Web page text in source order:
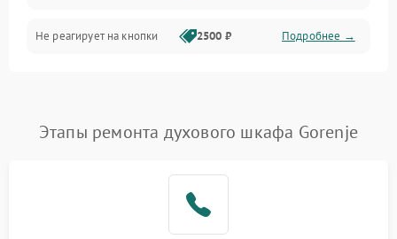
Не реагирует на кнопки 2500 ₽ Подробнее →
Этапы ремонта духового шкафа Gorenje